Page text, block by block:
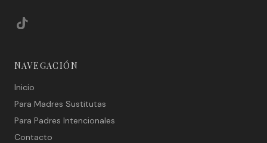
NAVEGACIÓN
Inicio
Para Madres Sustitutas
Para Padres Intencionales
Contacto